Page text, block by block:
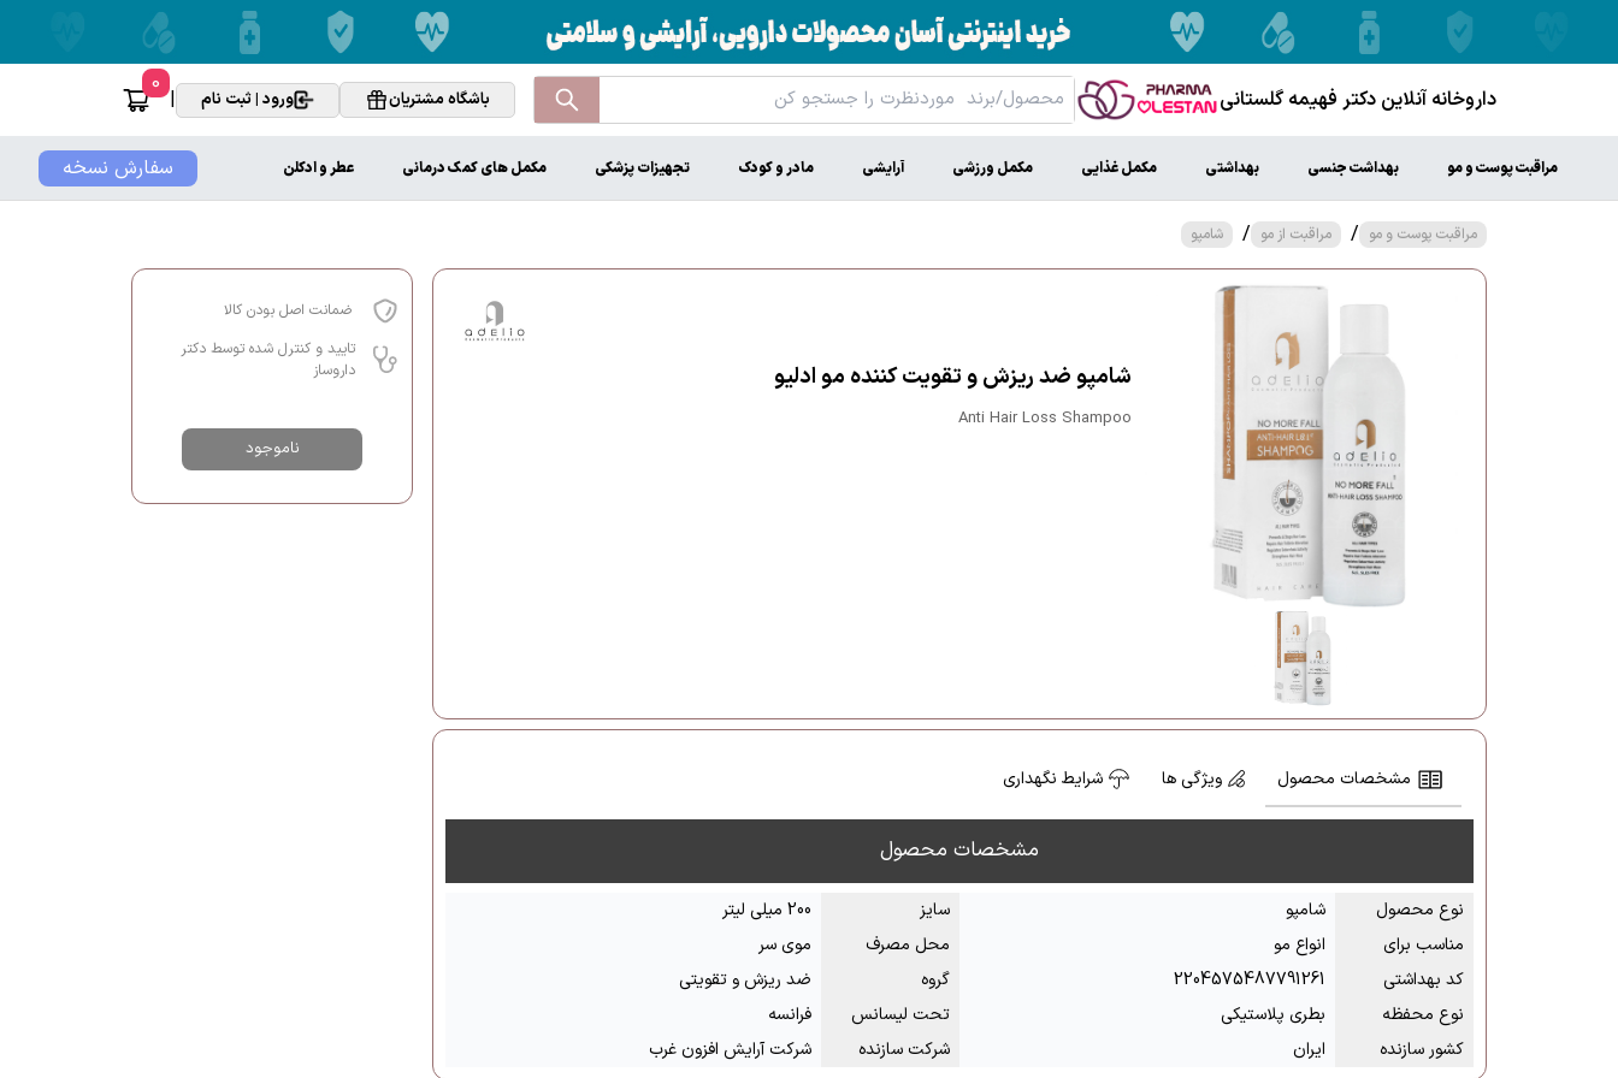
داروخانه آنلاین دکتر فهیمه گلستانی باشگاه مشتریان ورود | ثبت نام |
0
سفارش نسخه مراقبت پوست و مو بهداشت جنسی بهداشتی مکمل غذایی مکمل ورزشی آرایشی مادر و کودک تجهیزات پزشکی مکمل های کمک درمانی عطر و ادکلن
مراقبت پوست و مو / مراقبت از مو / شامپو
شامپو ضد ریزش و تقویت کننده مو ادلیو
Anti Hair Loss Shampoo
مشخصات محصول ویژگی ها شرایط نگهداری
مشخصات محصول
نوع محصول شامپو سایز
200 میلی لیتر
مناسب برای
انواع مو محل مصرف
موی سر
کد بهداشتی
2204575487791261 گروه
ضد ریزش و تقویتی
نوع محفظه
بطری پلاستیکی تحت لیسانس
فرانسه
کشور سازنده
ایران شرکت سازنده شرکت آرایش افزون غرب
ضمانت اصل بودن کالا
تایید و کنترل شده توسط دکتر
داروساز
ناموجود